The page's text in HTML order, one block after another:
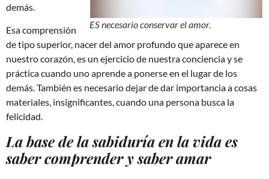
ES necesario conservar el amor.
demás.
Esa comprensión
de tipo superior, nacer del amor profundo que aparece en
nuestro corazón, es un ejercicio de nuestra conciencia y se
práctica cuando uno aprende a ponerse en el lugar de los
demás. También es necesario dejar de dar importancia a cosas
materiales, insignificantes, cuando una persona busca la
felicidad.
La base de la sabiduría en la vida es
saber comprender y saber amar